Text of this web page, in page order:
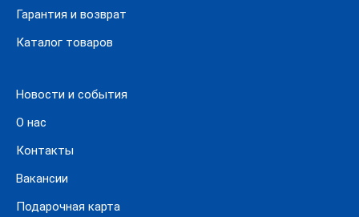
Гарантия и возврат
Каталог товаров
Новости и события
О нас
Контакты
Вакансии
Подарочная карта